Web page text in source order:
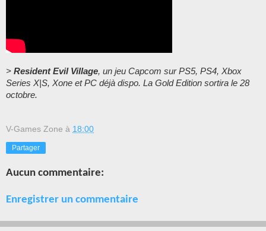
> Resident Evil Village, un jeu Capcom sur PS5, PS4, Xbox
Series X|S, Xone et PC déjà dispo. La Gold Edition sortira le 28
octobre.
V-Games Zone à 18:00
Partager
Aucun commentaire:
Enregistrer un commentaire